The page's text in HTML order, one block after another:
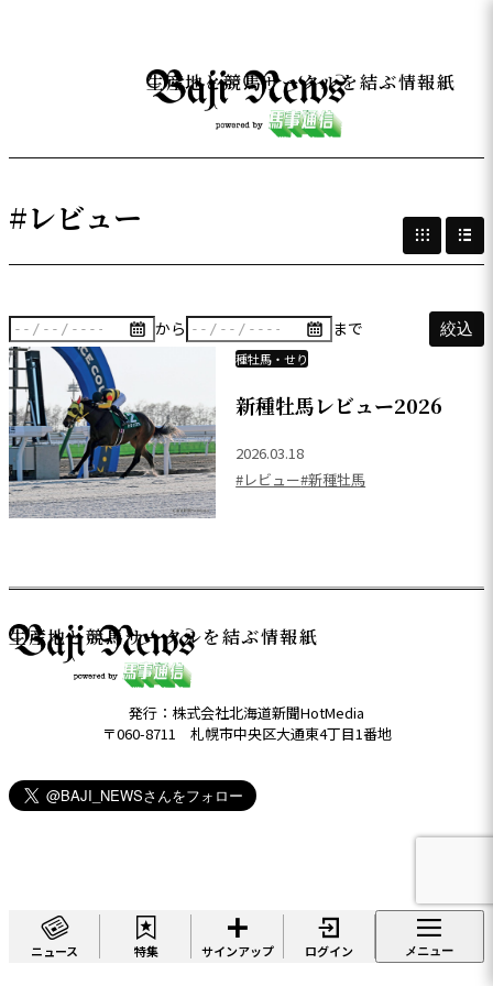
生産地と競馬サークルを結ぶ情報紙
#レビュー
から まで 絞込
種牡馬・せり
新種牡馬レビュー2026
2026.03.18
#レビュー#新種牡馬
生産地と競馬サークルを結ぶ情報紙
発行：株式会社北海道新聞HotMedia
〒060-8711 札幌市中央区大通東4丁目1番地
ニュース 特集 サインアップ ログイン メニュー